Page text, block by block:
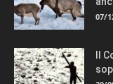
07/
Il